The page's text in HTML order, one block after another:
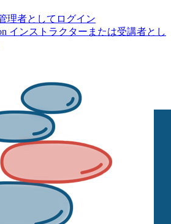
理者としてログイン
インストラクターまたは受講者とし